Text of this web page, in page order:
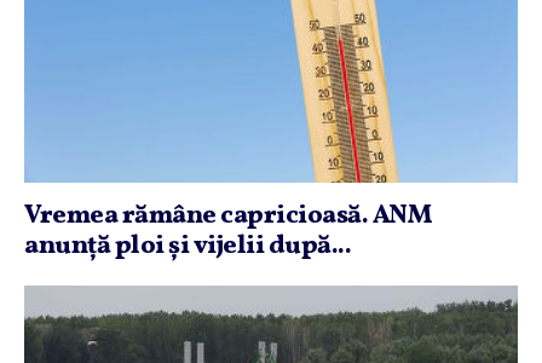
Vremea rămâne capricioasă. ANM
anunţă ploi şi vijelii după...